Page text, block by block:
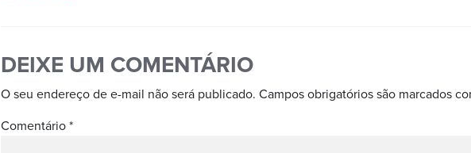
DEIXE UM COMENTÁRIO
O seu endereço de e-mail não será publicado. Campos obrigatórios são marcados
Comentário *